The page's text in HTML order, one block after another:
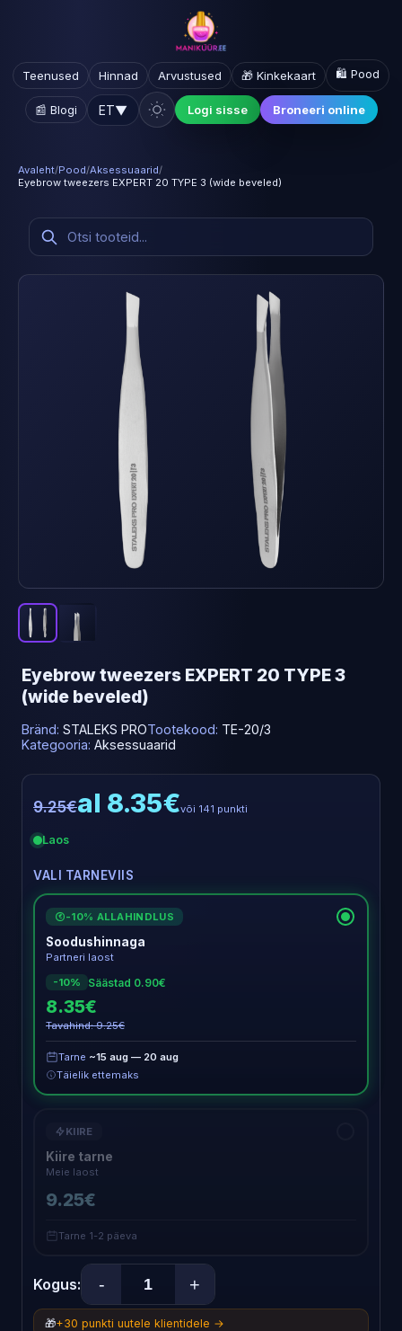
Teenused Hinnad Arvustused 🎁 Kinkekaart 🛍️ Pood
📰 Blogi ET▼ Logi sisse Broneeri online
Avaleht/Pood/Aksessuaarid/
Eyebrow tweezers EXPERT 20 TYPE 3 (wide beveled)
Eyebrow tweezers EXPERT 20 TYPE 3
(wide beveled)
Bränd: STALEKS PROTootekood: TE-20/3
Kategooria: Aksessuaarid
9.25€al 8.35€või 141 punkti
Laos
VALI TARNEVIIS
€ -10% ALLAHINDLUS
Soodushinnaga
Partneri laost
-10%
Säästad 0.90€
8.35€
Tavahind: 9.25€
Tarne ~15 aug — 20 aug
Täielik ettemaks
KIIRE
Kiire tarne
Meie laost
9.25€
Tarne 1-2 päeva
Kogus: - +
🎁+30 punkti uutele klientidele →